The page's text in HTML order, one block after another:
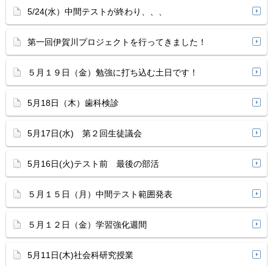
5/24(水）中間テストが終わり、、、
第一回伊賀川プロジェクトを行ってきました！
５月１９日（金）勉強に打ち込む土日です！
5月18日（木）歯科検診
5月17日(水) 第２回生徒議会
5月16日(火)テスト前 最後の部活
５月１５日（月）中間テスト範囲発表
５月１２日（金）学習強化週間
5月11日(木)社会科研究授業